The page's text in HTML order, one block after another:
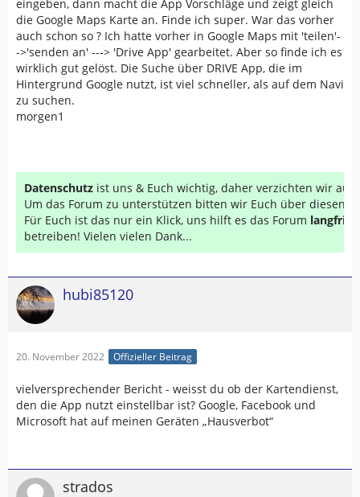
eingeben, dann macht die App Vorschläge und zeigt gleich
die Google Maps Karte an. Finde ich super. War das vorher
auch schon so ? Ich hatte vorher in Google Maps mit 'teilen'-
->'senden an' ---> 'Drive App' gearbeitet. Aber so finde ich es
wirklich gut gelöst. Die Suche über DRIVE App, die im
Hintergrund Google nutzt, ist viel schneller, als auf dem Navi
zu suchen.
morgen1
Datenschutz ist uns & Euch wichtig, daher verzichten wir auf
Um das Forum zu unterstützen bitten wir Euch über diesen
Für Euch ist das nur ein Klick, uns hilft es das Forum
betreiben! Vielen vielen Dank...
hubi85120
20. November 2022 Offizieller Beitrag
vielversprechender Bericht - weisst du ob der Kartendienst,
den die App nutzt einstellbar ist? Google, Facebook und
Microsoft hat auf meinen Geräten „Hausverbot“
strados